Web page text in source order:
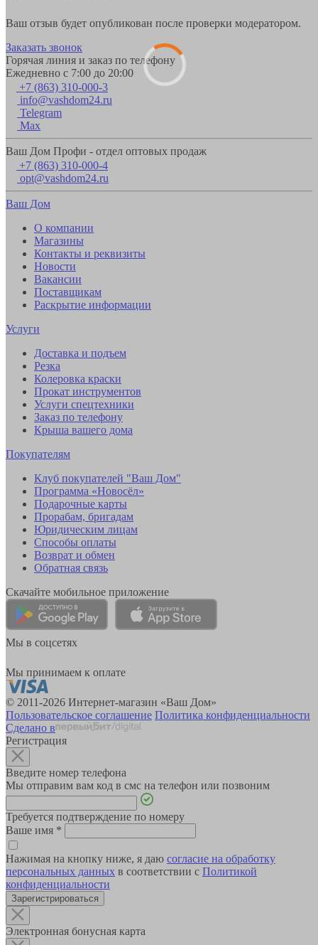
Ваш отзыв будет опубликован после проверки модератором.
Заказать звонок
Горячая линия и заказ по телефону
Ежедневно с 7:00 до 20:00
+7 (863) 310-000-3
info@vashdom24.ru
Telegram
Max
Ваш Дом Профи - отдел оптовых продаж
+7 (863) 310-000-4
opt@vashdom24.ru
Ваш Дом
О компании
Магазины
Контакты и реквизиты
Новости
Вакансии
Поставщикам
Раскрытие информации
Услуги
Доставка и подъем
Резка
Колеровка краски
Прокат инструментов
Услуги спецтехники
Заказ по телефону
Крыша вашего дома
Покупателям
Клуб покупателей "Ваш Дом"
Программа «Новосёл»
Подарочные карты
Прорабам, бригадам
Юридическим лицам
Способы оплаты
Возврат и обмен
Обратная связь
Скачайте мобильное приложение
Мы в соцсетях
Мы принимаем к оплате
© 2011-2026 Интернет-магазин «Ваш Дом»
Пользовательское соглашение Политика конфиденциальности
Сделано в
Регистрация
Введите номер телефона
Мы отправим вам код в смс на телефон или позвоним
Требуется подтверждение по номеру
Ваше имя *
Нажимая на кнопку ниже, я даю согласие на обработку
персональных данных в соответствии с Политикой
конфиденциальности
Зарегистрироваться
Электронная бонусная карта